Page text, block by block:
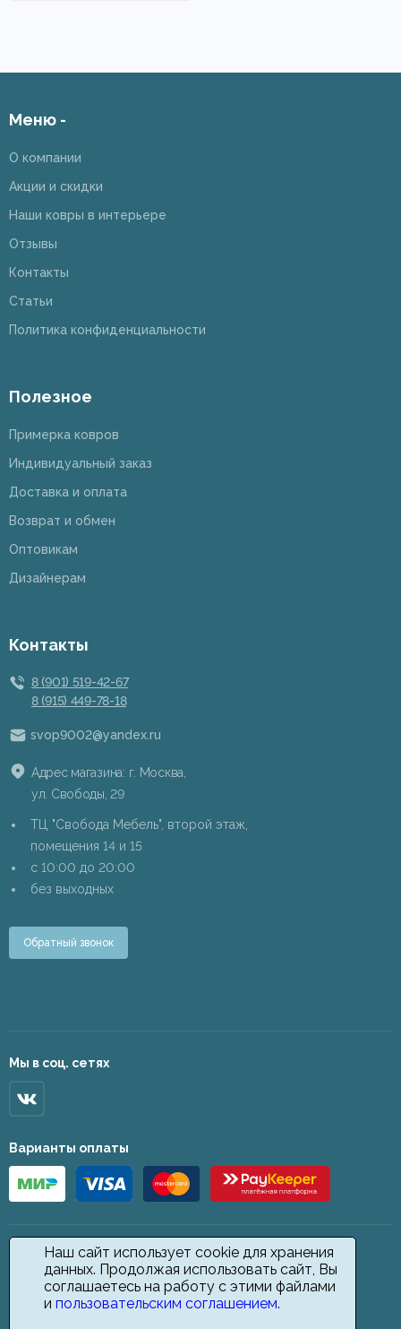
Наш сайт использует cookie для хранения
данных. Продолжая использовать сайт, Вы
соглашаетесь на работу с этими файлами
и пользовательским соглашением.
Меню -
О компании
Акции и скидки
Наши ковры в интерьере
Отзывы
Контакты
Статьи
Политика конфиденциальности
Полезное
Примерка ковров
Индивидуальный заказ
Доставка и оплата
Возврат и обмен
Оптовикам
Дизайнерам
Контакты
8 (901) 519-42-67
8 (915) 449-78-18
svop9002@yandex.ru
Адрес магазина: г. Москва,
ул. Свободы, 29
ТЦ "Свобода Мебель", второй этаж,
помещения 14 и 15
c 10:00 до 20:00
без выходных
Обратный звонок
Мы в соц. сетях
Варианты оплаты